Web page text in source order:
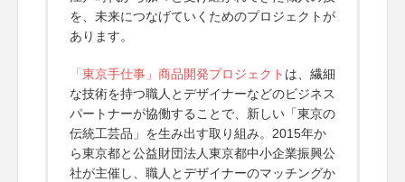
を、未来につなげていくためのプロジェクトが
あります。
「東京手仕事」商品開発プロジェクト は、繊細
な技術を持つ職人とデザイナーなどのビジネス
パートナーが協働することで、新しい「東京の
伝統工芸品」を生み出す取り組み。2015年か
ら東京都と公益財団法人東京都中小企業振興公
社が主催し、職人とデザイナーのマッチングか